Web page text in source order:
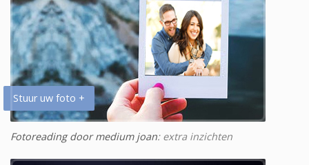
Stuur uw foto +
Fotoreading door medium joan: extra inzichten